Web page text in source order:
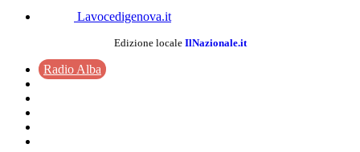
Lavocedigenova.it
Edizione locale IlNazionale.it
Radio Alba